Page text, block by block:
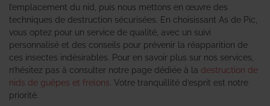
l’emplacement du nid, puis nous mettons en œuvre des
techniques de destruction sécurisées. En choisissant As de Pic,
vous optez pour un service de qualité, avec un suivi
personnalisé et des conseils pour prévenir la réapparition de
ces insectes indésirables. Pour en savoir plus sur nos services,
n’hésitez pas à consulter notre page dédiée à la destruction de
nids de guêpes et frelons . Votre tranquillité d’esprit est notre
priorité.